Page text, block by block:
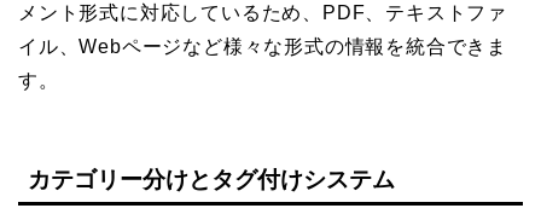
メント形式に対応しているため、PDF、テキストファ
イル、Webページなど様々な形式の情報を統合できま
す。
カテゴリー分けとタグ付けシステム